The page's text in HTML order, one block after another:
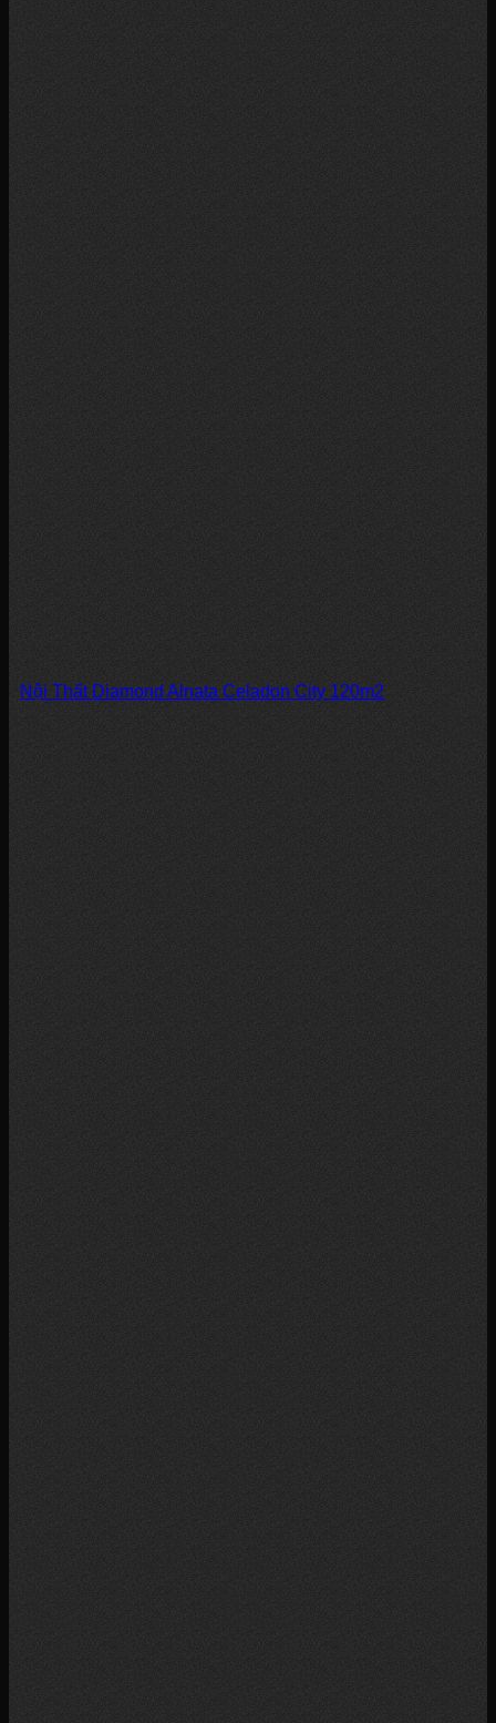
Nội Thất Diamond Alnata Celadon City 120m2